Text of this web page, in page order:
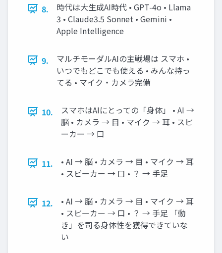
8.
時代は大生成AI時代 • GPT-4o • Llama
3 • Claude3.5 Sonnet • Gemini •
Apple Intelligence
9.
マルチモーダルAIの主戦場は スマホ •
いつでもどこでも使える • みんな持っ
てる • マイク・カメラ完備
10.
スマホはAIにとっての「身体」 • AI →
脳 • カメラ → 目 • マイク → 耳 • スピ
ーカー → 口
11.
• AI → 脳 • カメラ → 目 • マイク → 耳
• スピーカー → 口 • ？ → 手足
12.
• AI → 脳 • カメラ → 目 • マイク → 耳
• スピーカー → 口 • ？ → 手足 「動
き」を司る身体性を獲得できていな
い